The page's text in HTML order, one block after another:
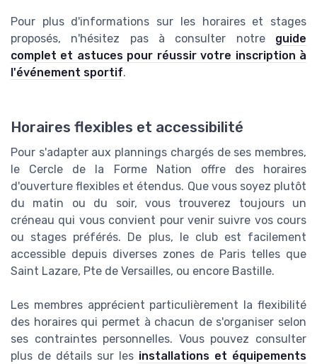
Pour plus d'informations sur les horaires et stages
proposés, n'hésitez pas à consulter notre guide
complet et astuces pour réussir votre inscription à
l'événement sportif.
Horaires flexibles et accessibilité
Pour s'adapter aux plannings chargés de ses membres,
le Cercle de la Forme Nation offre des horaires
d'ouverture flexibles et étendus. Que vous soyez plutôt
du matin ou du soir, vous trouverez toujours un
créneau qui vous convient pour venir suivre vos cours
ou stages préférés. De plus, le club est facilement
accessible depuis diverses zones de Paris telles que
Saint Lazare, Pte de Versailles, ou encore Bastille.
Les membres apprécient particulièrement la flexibilité
des horaires qui permet à chacun de s'organiser selon
ses contraintes personnelles. Vous pouvez consulter
plus de détails sur les installations et équipements